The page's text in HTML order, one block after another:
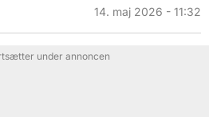
14. maj 2026 - 11:32
under annoncen